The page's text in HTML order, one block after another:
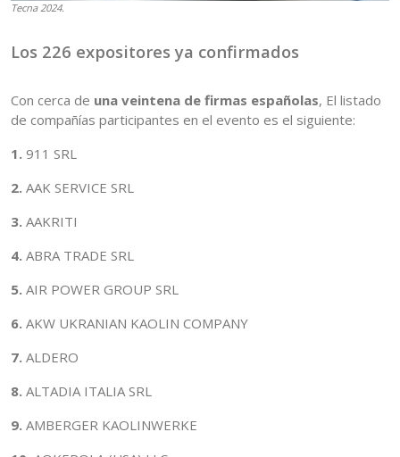
Tecna 2024.
Los 226 expositores ya confirmados
Con cerca de una veintena de firmas españolas, El listado
de compañías participantes en el evento es el siguiente:
1. 911 SRL
2. AAK SERVICE SRL
3. AAKRITI
4. ABRA TRADE SRL
5. AIR POWER GROUP SRL
6. AKW UKRANIAN KAOLIN COMPANY
7. ALDERO
8. ALTADIA ITALIA SRL
9. AMBERGER KAOLINWERKE